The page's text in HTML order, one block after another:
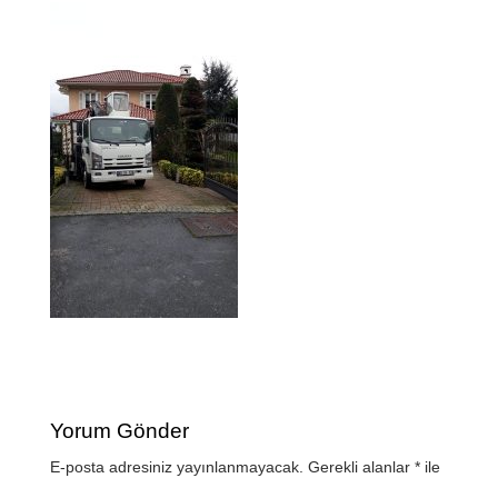
Yorum Gönder
E-posta adresiniz yayınlanmayacak. Gerekli alanlar *ile